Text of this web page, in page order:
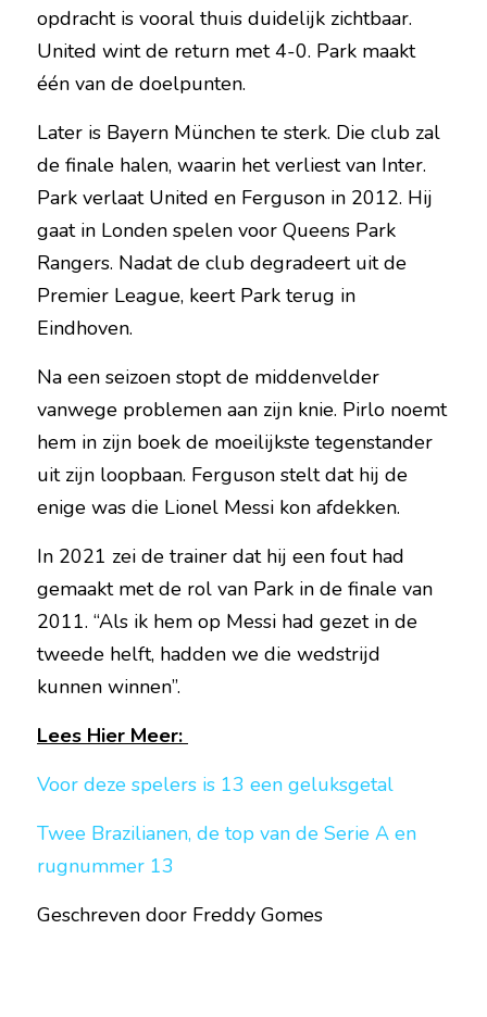
opdracht is vooral thuis duidelijk zichtbaar.
United wint de return met 4-0. Park maakt
één van de doelpunten.
Later is Bayern München te sterk. Die club zal
de finale halen, waarin het verliest van Inter.
Park verlaat United en Ferguson in 2012. Hij
gaat in Londen spelen voor Queens Park
Rangers. Nadat de club degradeert uit de
Premier League, keert Park terug in
Eindhoven.
Na een seizoen stopt de middenvelder
vanwege problemen aan zijn knie. Pirlo noemt
hem in zijn boek de moeilijkste tegenstander
uit zijn loopbaan. Ferguson stelt dat hij de
enige was die Lionel Messi kon afdekken.
In 2021 zei de trainer dat hij een fout had
gemaakt met de rol van Park in de finale van
2011. “Als ik hem op Messi had gezet in de
tweede helft, hadden we die wedstrijd
kunnen winnen”.
Lees Hier Meer:
Voor deze spelers is 13 een geluksgetal
Twee Brazilianen, de top van de Serie A en
rugnummer 13
Geschreven door Freddy Gomes